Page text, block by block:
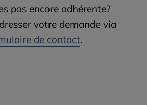
pas encore adhérente?
votre demande via
de contact.